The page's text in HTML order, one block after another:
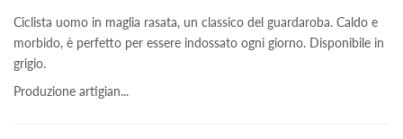
Ciclista uomo in maglia rasata, un classico del guardaroba. Caldo e
morbido, è perfetto per essere indossato ogni giorno. Disponibile in
grigio.
Produzione artigian...